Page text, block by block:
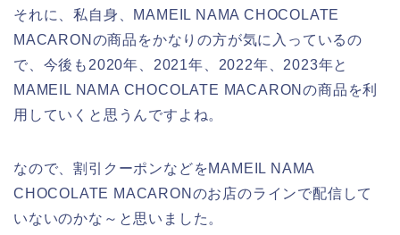
それに、私自身、MAMEIL NAMA CHOCOLATE
MACARONの商品をかなりの方が気に入っているの
で、今後も2020年、2021年、2022年、2023年と
MAMEIL NAMA CHOCOLATE MACARONの商品を利
用していくと思うんですよね。
なので、割引クーポンなどをMAMEIL NAMA
CHOCOLATE MACARONのお店のラインで配信して
いないのかな～と思いました。